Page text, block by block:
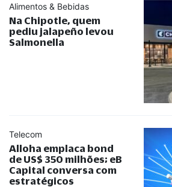
Alimentos & Bebidas
Na Chipotle, quem
pediu jalapeño levou
Salmonella
Telecom
Alloha emplaca bond
de US$ 350 milhões; eB
Capital conversa com
estratégicos